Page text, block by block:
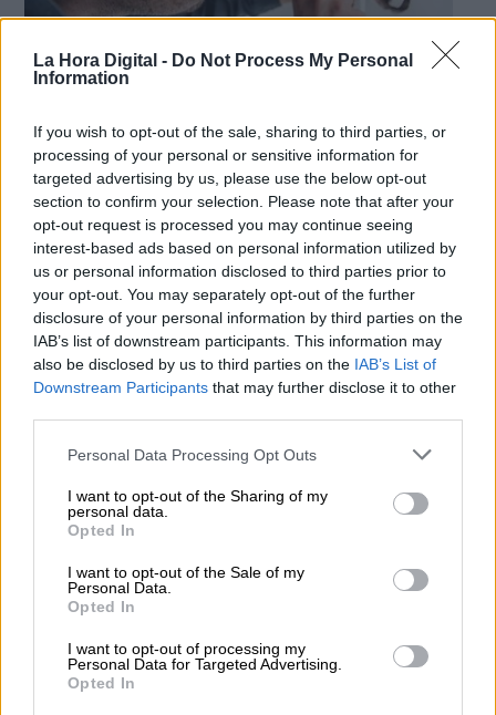
La Hora Digital - Do Not Process My Personal
Information
If you wish to opt-out of the sale, sharing to third parties, or
processing of your personal or sensitive information for
targeted advertising by us, please use the below opt-out
section to confirm your selection. Please note that after your
opt-out request is processed you may continue seeing
interest-based ads based on personal information utilized by
us or personal information disclosed to third parties prior to
your opt-out. You may separately opt-out of the further
disclosure of your personal information by third parties on the
IAB’s list of downstream participants. This information may
also be disclosed by us to third parties on the IAB’s List of
Downstream Participants that may further disclose it to other
Personal Data Processing Opt Outs
I want to opt-out of the Sharing of my
personal data.
Opted In
I want to opt-out of the Sale of my
Personal Data.
Opted In
I want to opt-out of processing my
Personal Data for Targeted Advertising.
Opted In
El número de trabajadores afiliados
crece en 3.659 en diciembre de 2019
PorCarolina Rodríguez
Más artículos de este autor
viernes, 3 de enero de 2020
La Policía destapa un fraude de más
de seis millones de euros por el cobro
de pensiones de fallecidos